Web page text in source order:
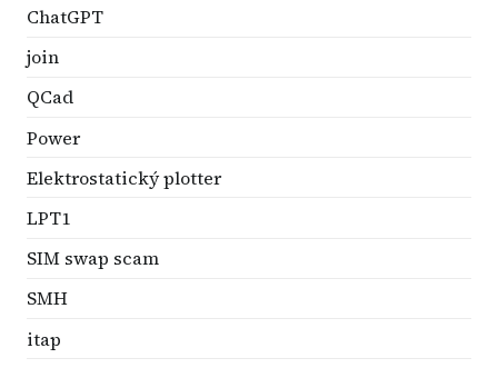
ChatGPT
join
QCad
Power
Elektrostatický plotter
LPT1
SIM swap scam
SMH
itap